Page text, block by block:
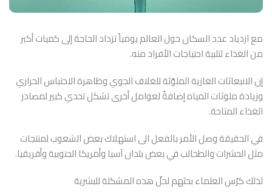
مع ازدياد عدد السكان حول العالم يومياً تزداد الحاجة إلى كميات أكبر
من الغذاء لتلبية احتياجات الأفراد منه.
إن الانبعاثات الغازية الملوّثة للغلاف الجوي وظاهرة الاحتباس الحراري
وزيادة ملوثات المياه إضافةً لعوامل أخرى تشكل تحدي كبير لمصادر
الغذاء المتاحة.
في الحقيقة وصل الأمر بالفعل الى استهلاك بعض الشعوب لمنتجات
مثل الحشرات والطحالب في بعض بلدان آسيا وأمريكا الجنوبية وأفريقيا.
لذلك كرّس العلماء بحثهم لحلّ هذه المشكلة للبشرية